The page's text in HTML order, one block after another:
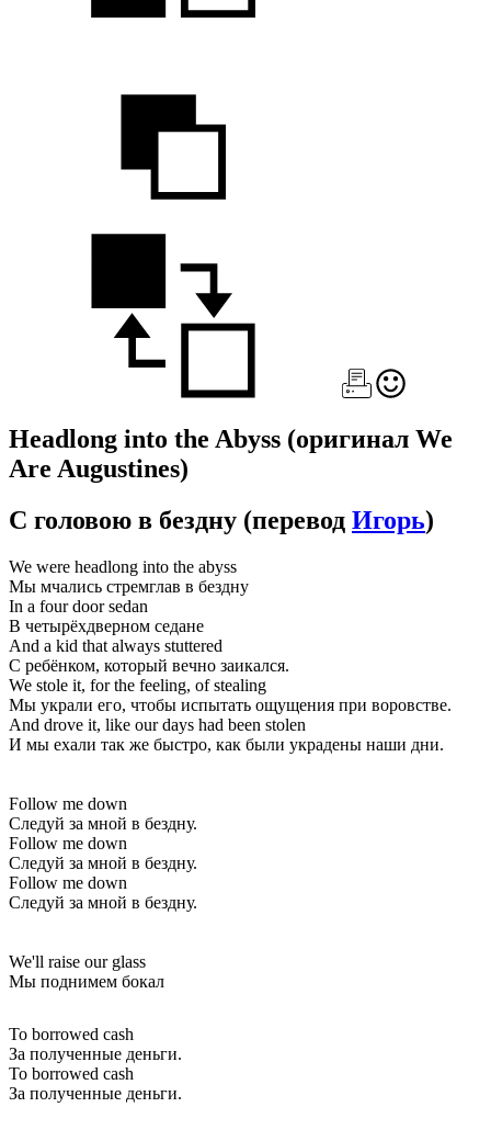
Headlong into the Abyss (оригинал We
Are Augustines)
С головою в бездну (перевод Игорь)
We were headlong into the abyss
Мы мчались стремглав в бездну
In a four door sedan
В четырёхдверном седане
And a kid that always stuttered
С ребёнком, который вечно заикался.
We stole it, for the feeling, of stealing
Мы украли его, чтобы испытать ощущения при воровстве.
And drove it, like our days had been stolen
И мы ехали так же быстро, как были украдены наши дни.
Follow me down
Следуй за мной в бездну.
Follow me down
Следуй за мной в бездну.
Follow me down
Следуй за мной в бездну.
We'll raise our glass
Мы поднимем бокал
To borrowed cash
За полученные деньги.
To borrowed cash
За полученные деньги.